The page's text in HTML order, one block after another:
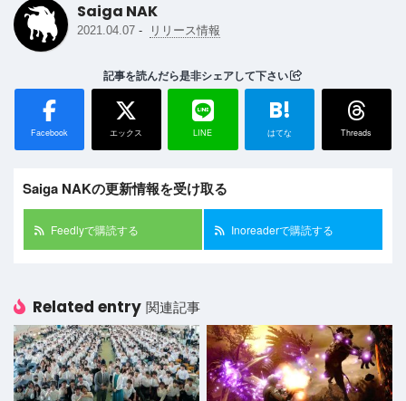
Saiga NAK
2021.04.07 - リリース情報
記事を読んだら是非シェアして下さい
Facebook エックス LINE
B!
はてな Threads
Saiga NAKの更新情報を受け取る
Feedlyで購読する Inoreaderで購読する
Related entry 関連記事